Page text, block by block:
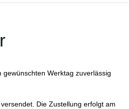
Werktag zuverlässig
Die Zustellung erfolgt am